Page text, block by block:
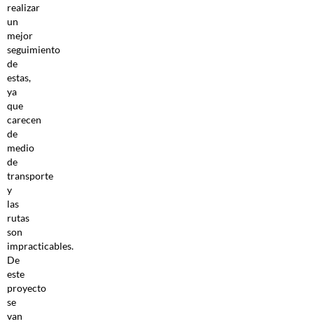
realizar
un
mejor
seguimiento
de
estas,
ya
que
carecen
de
medio
de
transporte
y
las
rutas
son
impracticables.
De
este
proyecto
se
van